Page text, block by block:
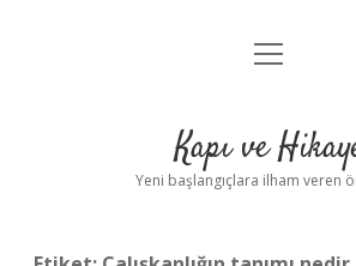
Anasayfa
Yasal Uyarı
menüyü
Kapı ve
Yeni başlangıçlara ilham veren